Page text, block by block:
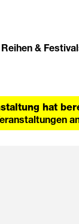
Reihen &
hat